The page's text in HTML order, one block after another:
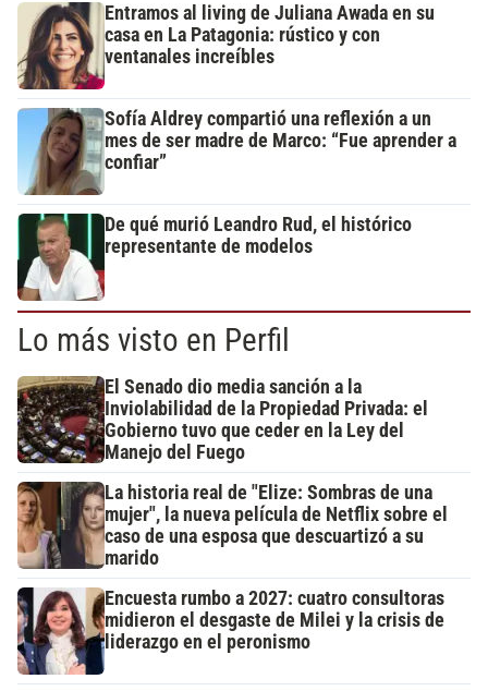
Entramos al living de Juliana Awada en su
casa en La Patagonia: rústico y con
ventanales increíbles
Sofía Aldrey compartió una reflexión a un
mes de ser madre de Marco: “Fue aprender a
confiar”
De qué murió Leandro Rud, el histórico
representante de modelos
Lo más visto en Perfil
El Senado dio media sanción a la
Inviolabilidad de la Propiedad Privada: el
Gobierno tuvo que ceder en la Ley del
Manejo del Fuego
La historia real de "Elize: Sombras de una
mujer", la nueva película de Netflix sobre el
caso de una esposa que descuartizó a su
marido
Encuesta rumbo a 2027: cuatro consultoras
midieron el desgaste de Milei y la crisis de
liderazgo en el peronismo